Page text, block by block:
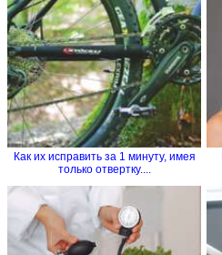
Как их исправить за 1 минуту, имея
только отвертку....